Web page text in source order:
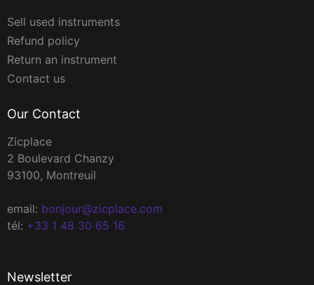
Sell used instruments
Refund policy
Return an instrument
Contact us
Our Contact
Zicplace
2 Boulevard Chanzy
93100, Montreuil
email: bonjour@zicplace.com
tél: +33 1 48 30 65 16
Newsletter